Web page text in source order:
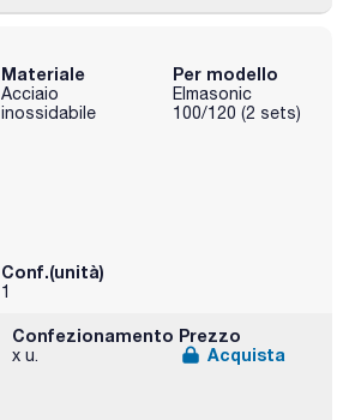
Materiale
Acciaio
inossidabile
Per modello
Elmasonic
100/120 (2 sets)
Conf.(unità)
1
Confezionamento
x u.
Prezzo
Acquista